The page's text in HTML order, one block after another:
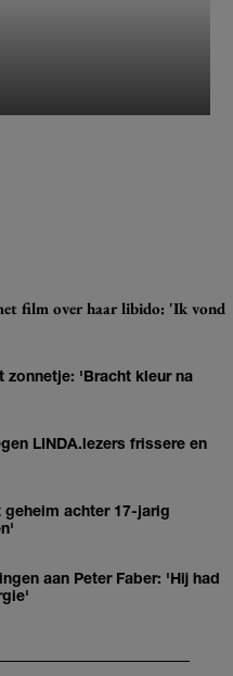
film over haar libido: 'Ik vond
zonnetje: 'Bracht kleur na
LINDA.lezers frissere en
achter 17-jarig
aan Peter Faber: 'Hij had